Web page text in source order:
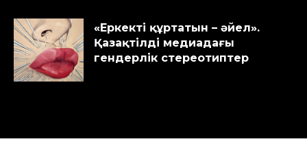
«Еркекті құртатын – әйел».
Қазақтілді медиадағы
гендерлік стереотиптер